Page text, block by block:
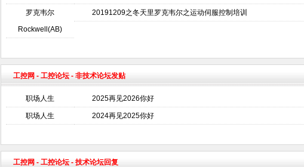
罗克韦尔
Rockwell(AB)
20191209之冬天里罗克韦尔之运动伺服控制培训
工控网 - 工控论坛- 非技术论坛发贴
职场人生 2025再见2026你好
职场人生 2024再见2025你好
工控网 - 工控论坛- 技术论坛回复